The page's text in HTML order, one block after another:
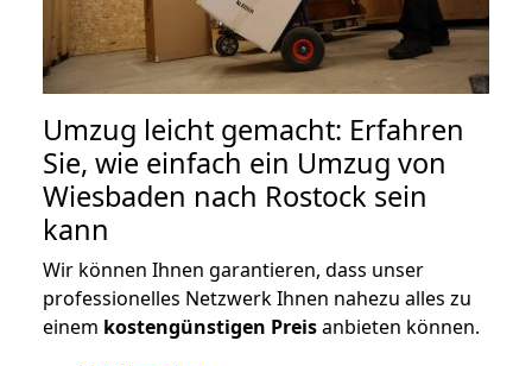
Umzug leicht gemacht: Erfahren
Sie, wie einfach ein Umzug von
Wiesbaden nach Rostock sein
kann
Wir können Ihnen garantieren, dass unser
professionelles Netzwerk Ihnen nahezu alles zu
einem kostengünstigen Preisanbieten können.